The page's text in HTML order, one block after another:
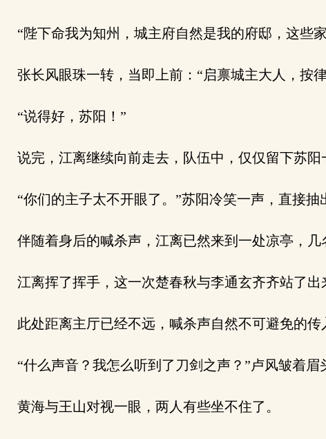
“陛下命我为知州，城主府自然是我的府邸，这些
张长风眼珠一转，当即上前：“启禀城主大人，按
“说得好，苏阳！”
说完，江离继续向前走去，队伍中，仅仅留下苏阳
“你们的主子太不开眼了。”苏阳冷笑一声，直接抽
伴随着身后的喊杀声，江离已然来到一处凉亭，几
江离挥了挥手，这一次楚春秋与李通玄齐齐站了出
此处距离主厅已经不远，喊杀声自然不可避免的传
“什么声音？我怎么听到了刀剑之声？”卢风皱着眉
黄海与王山对视一眼，两人有些坐不住了。